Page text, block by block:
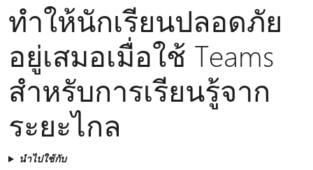
ทำให้นักเรียนปลอดภัย
อยู่เสมอเมื่อใช้ Teams
สำหรับการเรียนรู้จาก
ระยะไกล
นำไปใช้กับ